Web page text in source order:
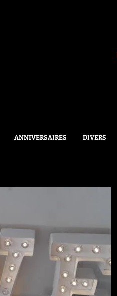
ANNIVERSAIRES DIVERS